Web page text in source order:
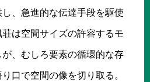
、急進的な伝達手段を駆使
は空間サイズの許容するモ
、むしろ要素の循環的な存
口で空間の像を切り取る。